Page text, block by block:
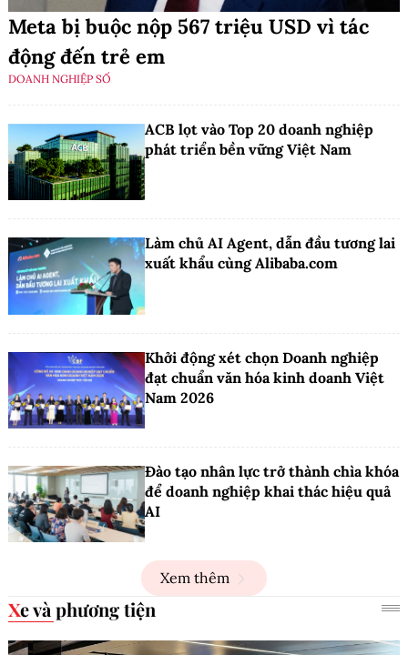
Meta bị buộc nộp 567 triệu USD vì tác
động đến trẻ em
DOANH NGHIỆP SỐ
ACB lọt vào Top 20 doanh nghiệp
phát triển bền vững Việt Nam
Làm chủ AI Agent, dẫn đầu tương lai
xuất khẩu cùng Alibaba.com
Khởi động xét chọn Doanh nghiệp
đạt chuẩn văn hóa kinh doanh Việt
Nam 2026
Đào tạo nhân lực trở thành chìa khóa
để doanh nghiệp khai thác hiệu quả
AI
Xem thêm
Xe và phương tiện